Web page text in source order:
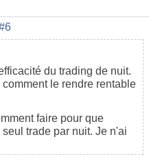
du trading de nuit.
le rendre rentable
faire pour que
trade par nuit. Je n'ai